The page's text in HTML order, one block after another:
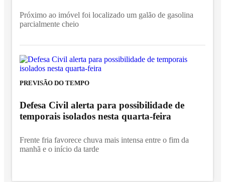
Próximo ao imóvel foi localizado um galão de gasolina
parcialmente cheio
PREVISÃO DO TEMPO
Defesa Civil alerta para possibilidade de
temporais isolados nesta quarta-feira
Frente fria favorece chuva mais intensa entre o fim da
manhã e o início da tarde